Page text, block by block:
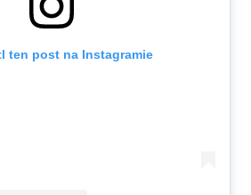
ten post na Instagramie